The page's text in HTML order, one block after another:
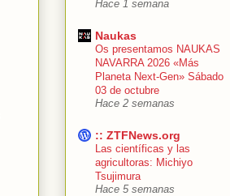
Hace 1 semana
Naukas
Os presentamos NAUKAS
NAVARRA 2026 «Más
Planeta Next-Gen» Sábado
03 de octubre
Hace 2 semanas
:: ZTFNews.org
Las científicas y las
agricultoras: Michiyo
Tsujimura
Hace 5 semanas